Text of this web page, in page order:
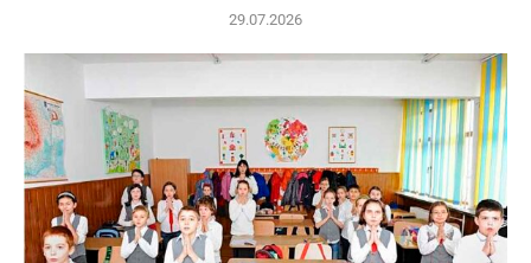
29.07.2026